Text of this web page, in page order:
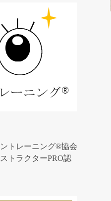
トレーニング®協会
トラクターPRO認